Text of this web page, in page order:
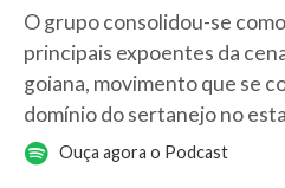
O grupo consolidou-se
principais expoentes da
goiana, movimento que se
domínio do sertanejo no
Ouça agora o Podcast